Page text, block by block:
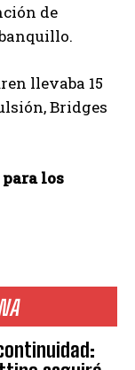
de
llevaba 15
Bridges
los